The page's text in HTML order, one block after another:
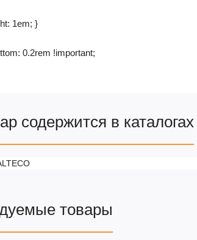
1em; }
0.2rem !important;
содержится в каталогах
товары